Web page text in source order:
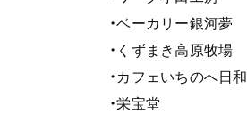
・ベーカリー銀河夢
・くずまき高原牧場
・カフェいちのへ日和
・栄宝堂